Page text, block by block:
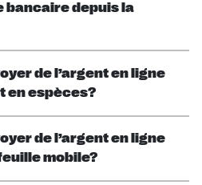
bancaire depuis la
de l’argent en ligne
en espèces?
de l’argent en ligne
mobile?